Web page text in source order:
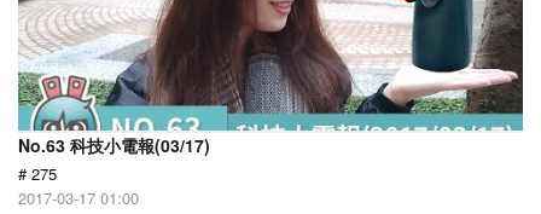
No.63 科技小電報(03/17)
# 275
2017-03-17 01:00